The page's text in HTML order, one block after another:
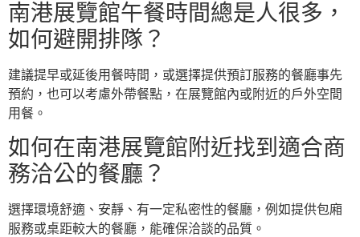
南港展覽館午餐時間總是人很多，
如何避開排隊？
建議提早或延後用餐時間，或選擇提供預訂服務的餐廳事先
預約，也可以考慮外帶餐點，在展覽館內或附近的戶外空間
用餐。
如何在南港展覽館附近找到適合商
務洽公的餐廳？
選擇環境舒適、安靜、有一定私密性的餐廳，例如提供包廂
服務或桌距較大的餐廳，能確保洽談的品質。